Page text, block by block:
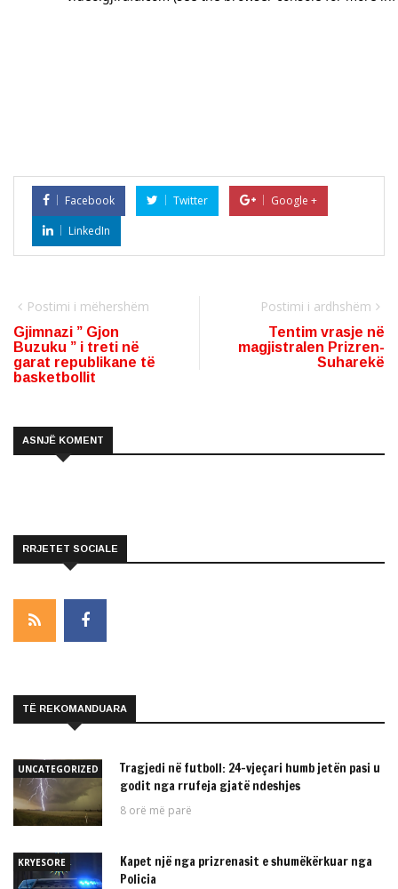
Facebook Twitter
Google +
LinkedIn
Postimi i mëhershëm
Gjimnazi ” Gjon
Buzuku ” i treti në
garat republikane të
basketbollit
Postimi i ardhshëm
Tentim vrasje në
magjistralen Prizren-
Suharekë
ASNJË KOMENT
RRJETET SOCIALE
TË REKOMANDUARA
UNCATEGORIZED
Tragjedi në futboll: 24-vjeçari humb jetën pasi u
godit nga rrufeja gjatë ndeshjes
8 orë më parë
KRYESORE
Kapet një nga prizrenasit e shumëkërkuar nga
Policia